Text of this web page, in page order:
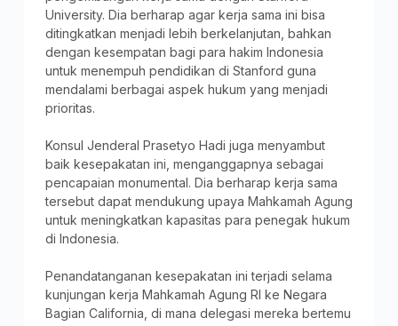
University. Dia berharap agar kerja sama ini bisa
ditingkatkan menjadi lebih berkelanjutan, bahkan
dengan kesempatan bagi para hakim Indonesia
untuk menempuh pendidikan di Stanford guna
mendalami berbagai aspek hukum yang menjadi
prioritas.
Konsul Jenderal Prasetyo Hadi juga menyambut
baik kesepakatan ini, menganggapnya sebagai
pencapaian monumental. Dia berharap kerja sama
tersebut dapat mendukung upaya Mahkamah Agung
untuk meningkatkan kapasitas para penegak hukum
di Indonesia.
Penandatanganan kesepakatan ini terjadi selama
kunjungan kerja Mahkamah Agung RI ke Negara
Bagian California, di mana delegasi mereka bertemu